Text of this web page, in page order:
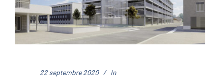
22 septembre 2020 In